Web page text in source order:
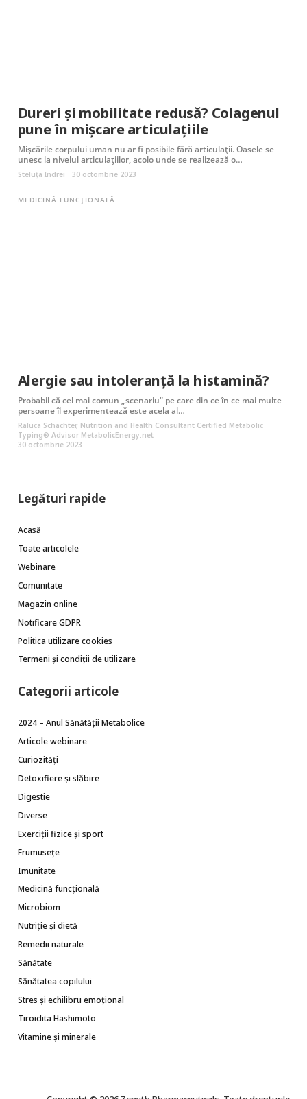
Dureri și mobilitate redusă? Colagenul
pune în mișcare articulațiile
Mișcările corpului uman nu ar fi posibile fără articulații. Oasele se
unesc la nivelul articulațiilor, acolo unde se realizează o…
Steluța Indrei 30 octombrie 2023
MEDICINĂ FUNCȚIONALĂ
Alergie sau intoleranță la histamină?
Probabil că cel mai comun „scenariu“ pe care din ce în ce mai multe
persoane îl experimentează este acela al…
Raluca Schachter, Nutrition and Health Consultant Certified Metabolic
Typing® Advisor MetabolicEnergy.net
30 octombrie 2023
Legături rapide
Acasă
Toate articolele
Webinare
Comunitate
Magazin online
Notificare GDPR
Politica utilizare cookies
Termeni și condiții de utilizare
Categorii articole
2024 – Anul Sănătății Metabolice
Articole webinare
Curiozități
Detoxifiere și slăbire
Digestie
Diverse
Exerciții fizice și sport
Frumusețe
Imunitate
Medicină funcțională
Microbiom
Nutriție și dietă
Remedii naturale
Sănătate
Sănătatea copilului
Stres și echilibru emoțional
Tiroidita Hashimoto
Vitamine și minerale